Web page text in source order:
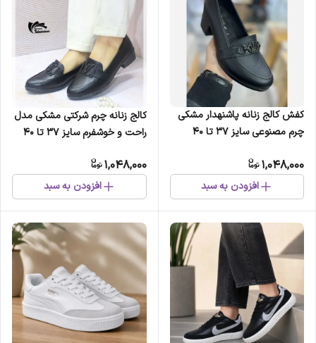
کفش کالج زنانه پاشنهدار مشکی
چرم مصنوعی سایز 37 تا 40
1,048,000
افزودن به سبد
کالج زنانه چرم شرکتی مشکی مدل
راحت و خوشفرم سایز 37 تا 40
1,048,000
افزودن به سبد